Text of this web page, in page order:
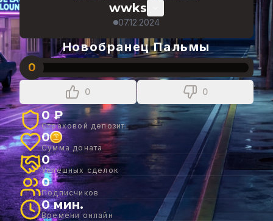
wwks
07.12.2024
Новобранец Пальмы
0
0 0
0 ₽
Страховой депозит
0
Сумма доната
0
Успешных сделок
0
Подписчиков
0 мин.
Времени онлайн